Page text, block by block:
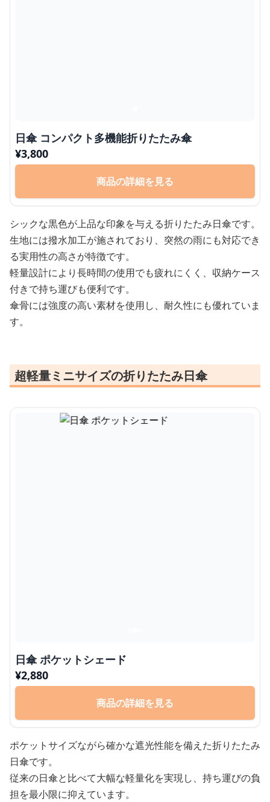
日傘 コンパクト多機能折りたたみ傘
¥3,800
商品の詳細を見る
シックな黒色が上品な印象を与える折りたたみ日傘です。
生地には撥水加工が施されており、突然の雨にも対応でき
る実用性の高さが特徴です。
軽量設計により長時間の使用でも疲れにくく、収納ケース
付きで持ち運びも便利です。
傘骨には強度の高い素材を使用し、耐久性にも優れていま
す。
超軽量ミニサイズの折りたたみ日傘
日傘 ポケットシェード
¥2,880
商品の詳細を見る
ポケットサイズながら確かな遮光性能を備えた折りたたみ
日傘です。
従来の日傘と比べて大幅な軽量化を実現し、持ち運びの負
担を最小限に抑えています。